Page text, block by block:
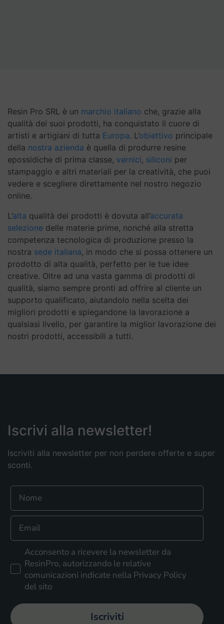
Resin Pro SRL è un marchio italiano che, grazie alla
qualità dei suoi prodotti, ha conquistato il cuore di
artisti e artigiani di tutta Europa. L’obiettivo principale
della nostra azienda è quella di produrre resine
epossidiche di prima classe, vernici, siliconi per
stampaggio e altri materiali per la creatività, che puoi
vedere e scegliere direttamente nel nostro negozio
online.
L’alta qualità dei prodotti è dovuta all’accurata
selezione delle materie prime, nonché alla stretta
competenza tecnologica di produzione presso la
nostra sede italiana, in modo che si possa ottenere un
prodotto di alta qualità, perfetto per le tue idee
creative. Oltre ad una vasta gamma di prodotti di
qualità, siamo sempre pronti ad offrire al cliente un
supporto qualificato, aiutandolo nella scelta dei
migliori prodotti e spiegandone la lavorazione a
qualsiasi livello, per garantire la miglior lavorazione dei
nostri prodotti, accessibili a tutti.
Iscrivi alla newsletter!
Iscriviti alla newsletter per non perdere offerte e super
sconti.
Nome
Email
Accettazione privacy
Acconsento a ricevere la newsletter da
ResinPro, autorizzando le relative
comunicazioni indicate nella Privacy Policy
del sito
Iscriviti